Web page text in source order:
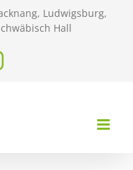
Ludwigsburg,
Hall
Instagram